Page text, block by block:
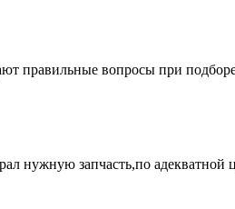
правильные вопросы при
нужную запчасть,по адекватной